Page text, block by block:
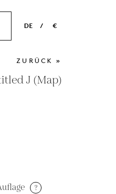
DE
NL
ES
/ €
EUR
GBP
ZURÜCK »
J (Map)
?